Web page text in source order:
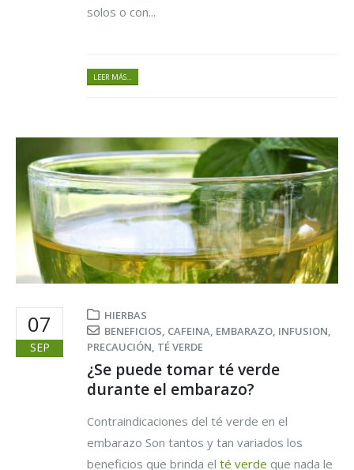
solos o con...
LEER MÁS...
07
SEP
HIERBAS
BENEFICIOS, CAFEINA, EMBARAZO, INFUSION,
PRECAUCIÓN, TÉ VERDE
¿Se puede tomar té verde
durante el embarazo?
Contraindicaciones del té verde en el
embarazo Son tantos y tan variados los
beneficios que brinda el té verde que nada le